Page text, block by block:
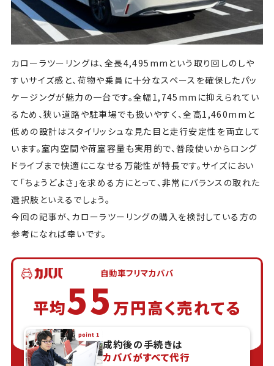
カローラツーリングは、全長4,495mmという取り回しのしや
すいサイズ感と、荷物や乗員に十分なスペースを確保したパッ
ケージングが魅力の一台です。全幅1,745mmに抑えられてい
るため、狭い道路や駐車場でも扱いやすく、全高1,460mmと
低めの設計はスタイリッシュな見た目と走行安定性を両立して
います。室内空間や荷室容量も実用的で、普段使いからロング
ドライブまで快適にこなせる万能性が特長です。サイズにおい
て「ちょうどよさ」を求める方にとって、非常にバランスの取れた
選択肢といえるでしょう。
今回の記事が、カローラツーリングの購入を検討している方の
参考になれば幸いです。
自動車フリマカババ
平均55万円高く売れてる
成約後の手続きは
カババがすべて代行